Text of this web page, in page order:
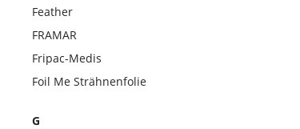
Feather
FRAMAR
Fripac-Medis
Foil Me Strähnenfolie
G